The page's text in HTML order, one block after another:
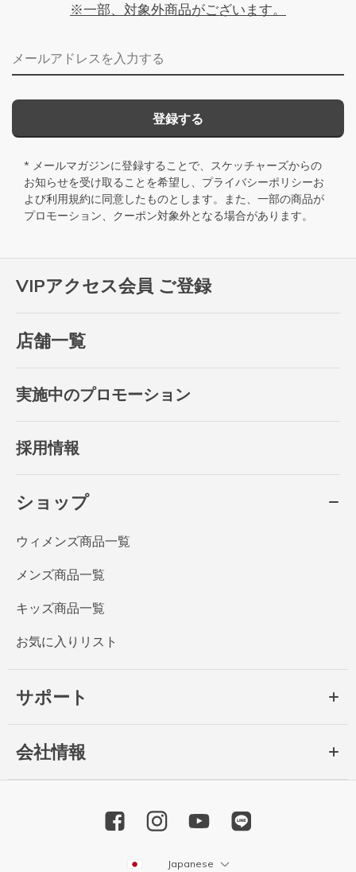
VIPアクセス会員 ご登録
店舗一覧
実施中のプロモーション
採用情報
ショップ
ウィメンズ商品一覧
メンズ商品一覧
キッズ商品一覧
お気に入りリスト
サポート
会社情報
※一部、対象外商品がございます。
メールアドレス
登録する
* メールマガジンに登録することで、スケッチャーズからの
お知らせを受け取ることを希望し、 プライバシーポリシーお
よび利用規約に同意したものとします。また、一部の商品が
プロモーション、クーポン対象外となる場合があります。
Japanese